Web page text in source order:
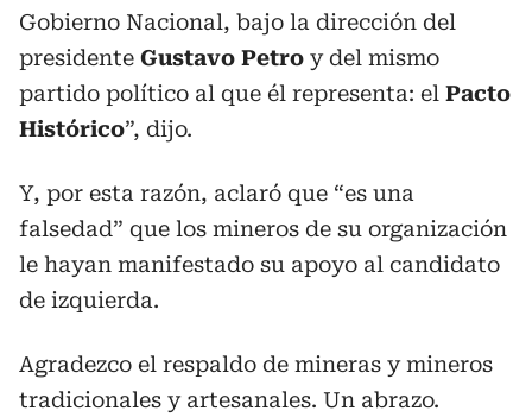
Gobierno Nacional, bajo la dirección del
presidente Gustavo Petro y del mismo
partido político al que él representa: el Pacto
Histórico”, dijo.
Y, por esta razón, aclaró que “es una
falsedad” que los mineros de su organización
le hayan manifestado su apoyo al candidato
de izquierda.
Agradezco el respaldo de mineras y mineros
tradicionales y artesanales. Un abrazo.